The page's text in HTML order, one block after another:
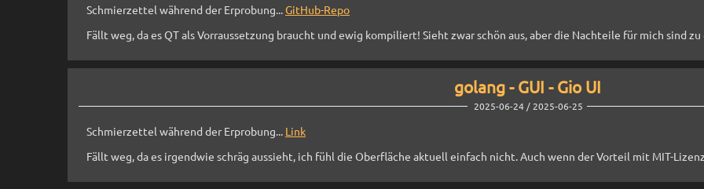
Schmierzettel während der Erprobung...GitHub-Repo
Fällt weg, da es QT als Vorraussetzung braucht und ewig kompiliert! Sieht zwar schön aus, aber die Nachteile für mich sind zu
golang - GUI - Gio UI
2025-06-24 / 2025-06-25
Schmierzettel während der Erprobung... Link
Fällt weg, da es irgendwie schräg aussieht, ich fühl die Oberfläche aktuell einfach nicht. Auch wenn der Vorteil mit MIT-